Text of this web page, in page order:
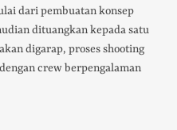
dari pembuatan konsep
dituangkan kepada satu
digarap, proses shooting
crew berpengalaman